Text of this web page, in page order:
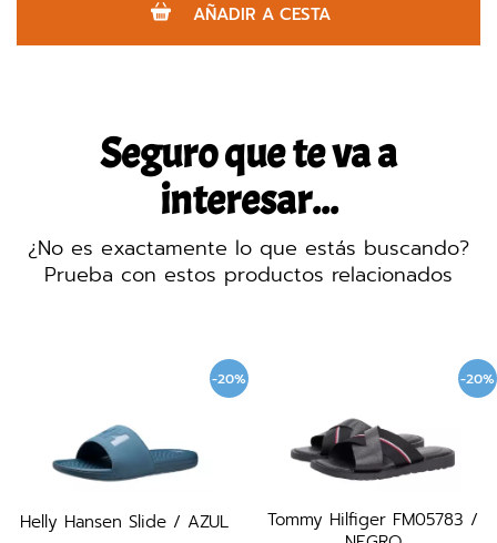
AÑADIR A CESTA
Seguro que te va a
interesar...
¿No es exactamente lo que estás buscando?
Prueba con estos productos relacionados
-20%
Helly Hansen Slide / AZUL
-20%
Tommy Hilfiger FM05783 /